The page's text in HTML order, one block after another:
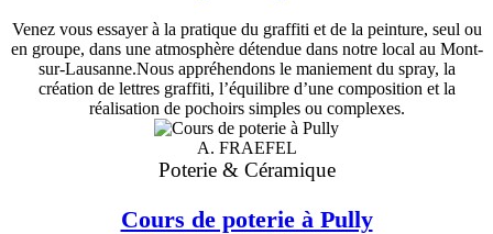
Venez vous essayer à la pratique du graffiti et de la peinture, seul ou
en groupe, dans une atmosphère détendue dans notre local au Mont-
sur-Lausanne.Nous appréhendons le maniement du spray, la
création de lettres graffiti, l’équilibre d’une composition et la
réalisation de pochoirs simples ou complexes.
A. FRAEFEL
Poterie & Céramique
Cours de poterie à Pully